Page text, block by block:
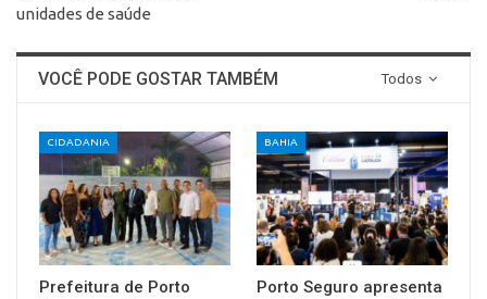
unidades de saúde
Todos
VOCÊ PODE GOSTAR TAMBÉM
CIDADANIA
Prefeitura de Porto
BAHIA
Porto Seguro apresenta